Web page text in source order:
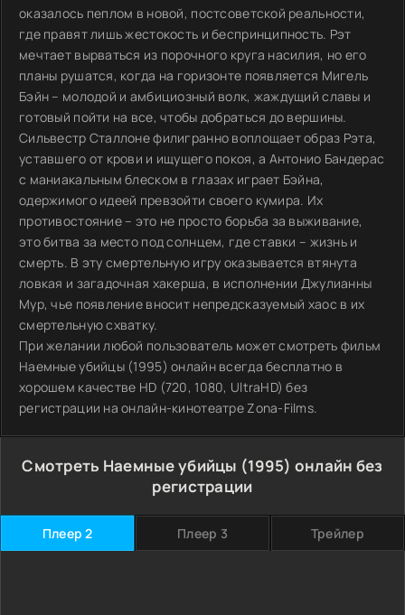
оказалось пеплом в новой, постсоветской реальности,
где правят лишь жестокость и беспринципность. Рэт
мечтает вырваться из порочного круга насилия, но его
планы рушатся, когда на горизонте появляется Мигель
Бэйн – молодой и амбициозный волк, жаждущий славы и
готовый пойти на все, чтобы добраться до вершины.
Сильвестр Сталлоне филигранно воплощает образ Рэта,
уставшего от крови и ищущего покоя, а Антонио Бандерас
с маниакальным блеском в глазах играет Бэйна,
одержимого идеей превзойти своего кумира. Их
противостояние – это не просто борьба за выживание,
это битва за место под солнцем, где ставки – жизнь и
смерть. В эту смертельную игру оказывается втянута
ловкая и загадочная хакерша, в исполнении Джулианны
Мур, чье появление вносит непредсказуемый хаос в их
смертельную схватку.
При желании любой пользователь может смотреть фильм
Наемные убийцы (1995) онлайн всегда бесплатно в
хорошем качестве HD (720, 1080, UltraHD) без
регистрации на онлайн-кинотеатре Zona-Films.
Смотреть Наемные убийцы (1995) онлайн без
регистрации
Плеер 2 Плеер 3 Трейлер